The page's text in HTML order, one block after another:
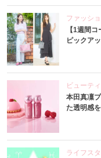
ファッシ
【1週間
ピックア
ビューテ
本田真凜
た透明感
ライフス